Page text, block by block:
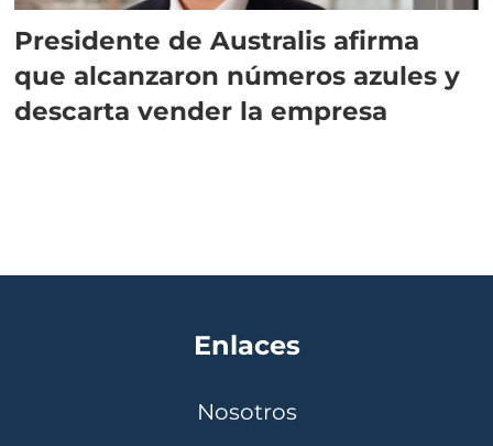
Presidente de Australis afirma
que alcanzaron números azules y
descarta vender la empresa
Enlaces
Nosotros